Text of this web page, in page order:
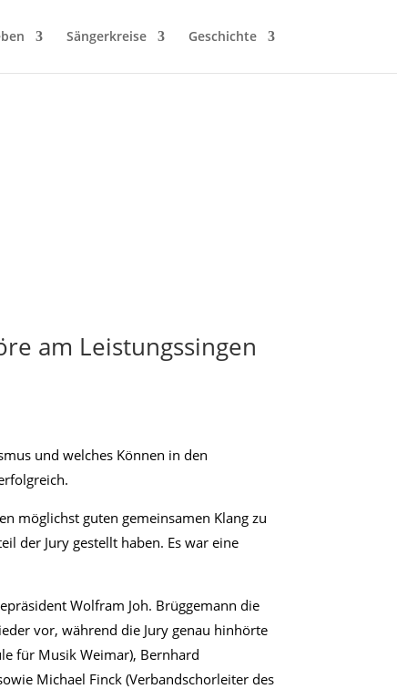
Sängerkreise Geschichte
am Leistungssingen
und welches Können in den
möglichst guten gemeinsamen Klang zu
der Jury gestellt haben. Es war eine
Wolfram Joh. Brüggemann die
vor, während die Jury genau hinhörte
für Musik Weimar), Bernhard
Michael Finck (Verbandschorleiter des